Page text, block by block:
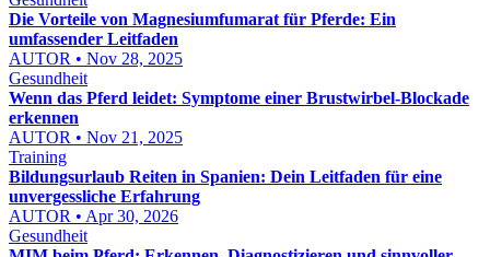
Die Vorteile von Magnesiumfumarat für Pferde: Ein
umfassender Leitfaden
AUTOR • Nov 28, 2025
Gesundheit
Wenn das Pferd leidet: Symptome einer Brustwirbel-Blockade
erkennen
AUTOR • Nov 21, 2025
Training
Bildungsurlaub Reiten in Spanien: Dein Leitfaden für eine
unvergessliche Erfahrung
AUTOR • Apr 30, 2026
Gesundheit